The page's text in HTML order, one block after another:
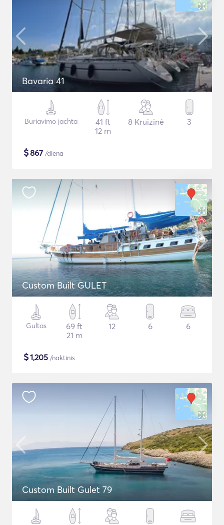
Bavaria 41
Buriavimo jachta
41 ft
12 m
8 Kruizinė 3
$867 /diena
Custom Built GULET
Gultas
69 ft
21 m
12 6 6
$1,205 /naktinis
Custom Built Gulet 79